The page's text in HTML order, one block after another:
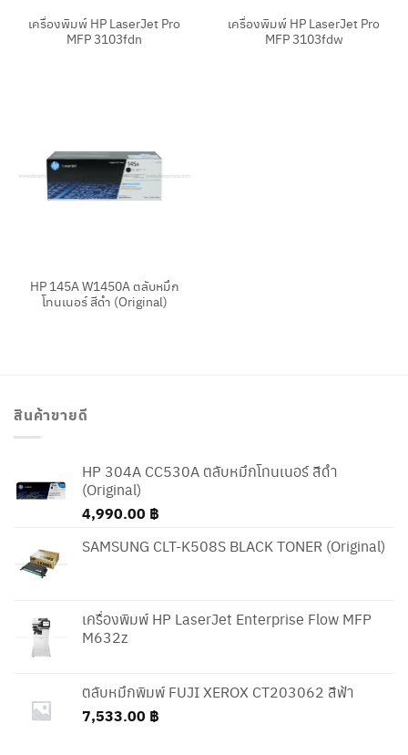
เครื่องพิมพ์ HP LaserJet Pro
MFP 3103fdn
เครื่องพิมพ์ HP LaserJet Pro
MFP 3103fdw
HP 145A W1450A ตลับหมึก
โทนเนอร์ สีดำ (Original)
สินค้าขายดี
HP 304A CC530A ตลับหมึกโทนเนอร์ สีดำ
(Original)
4,990.00 ฿
SAMSUNG CLT-K508S BLACK TONER (Original)
เครื่องพิมพ์ HP LaserJet Enterprise Flow MFP
M632z
ตลับหมึกพิมพ์ FUJI XEROX CT203062 สีฟ้า
7,533.00 ฿